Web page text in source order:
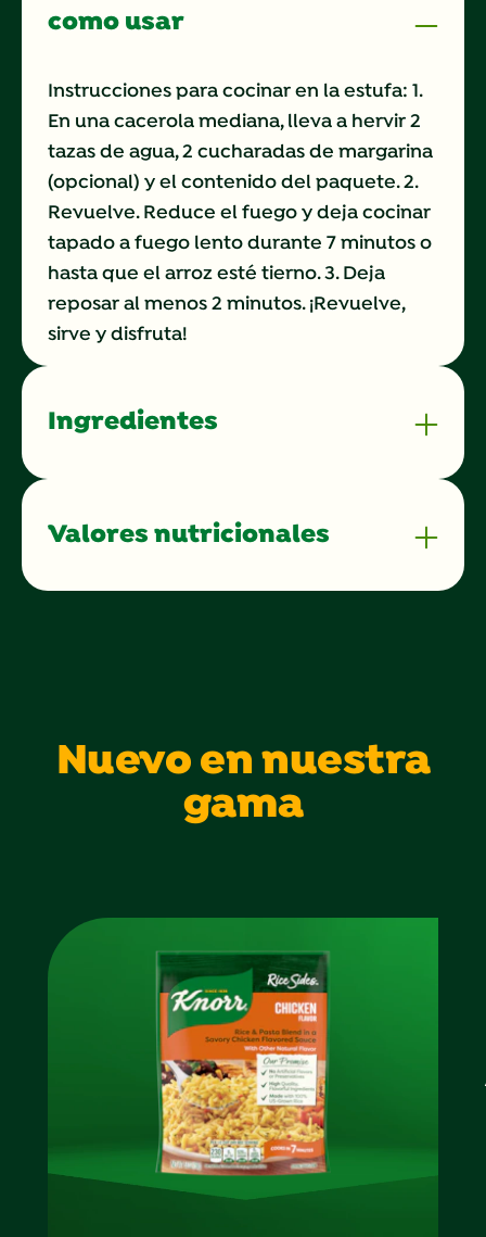
como usar
Instrucciones para cocinar en la estufa: 1.
En una cacerola mediana, lleva a hervir 2
tazas de agua, 2 cucharadas de margarina
(opcional) y el contenido del paquete. 2.
Revuelve. Reduce el fuego y deja cocinar
tapado a fuego lento durante 7 minutos o
hasta que el arroz esté tierno. 3. Deja
reposar al menos 2 minutos. ¡Revuelve,
sirve y disfruta!
Ingredientes
Valores nutricionales
Nuevo en nuestra
gama